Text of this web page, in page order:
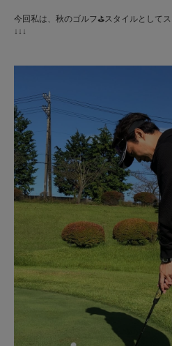
今回私は、秋のゴルフ⛳️スタイルとして
↓↓↓